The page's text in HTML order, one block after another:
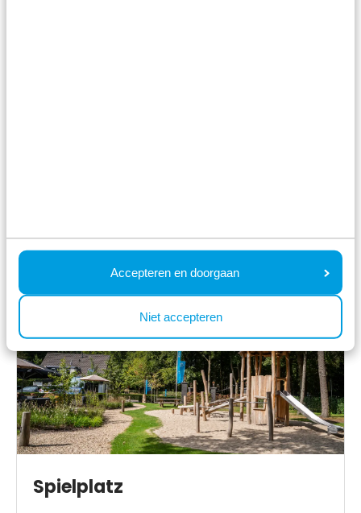
Accepteren en doorgaan
Niet accepteren
Boulespielfeld
Spielplatz